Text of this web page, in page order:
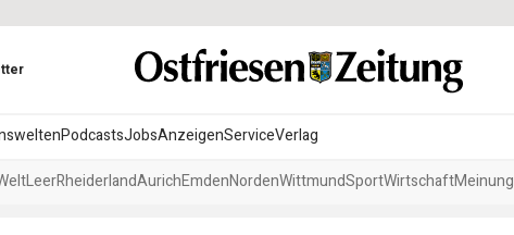
PodcastsJobsAnzeigenServiceVerlag
LeerRheiderlandAurichEmdenNordenWittmundSportWirtschaftMeinung